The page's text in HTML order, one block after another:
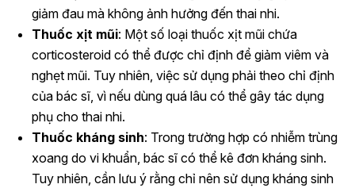
giảm đau mà không ảnh hưởng đến thai nhi.
Thuốc xịt mũi: Một số loại thuốc xịt mũi chứa
corticosteroid có thể được chỉ định để giảm viêm và
nghẹt mũi. Tuy nhiên, việc sử dụng phải theo chỉ định
của bác sĩ, vì nếu dùng quá lâu có thể gây tác dụng
phụ cho thai nhi.
Thuốc kháng sinh: Trong trường hợp có nhiễm trùng
xoang do vi khuẩn, bác sĩ có thể kê đơn kháng sinh.
Tuy nhiên, cần lưu ý rằng chỉ nên sử dụng kháng sinh